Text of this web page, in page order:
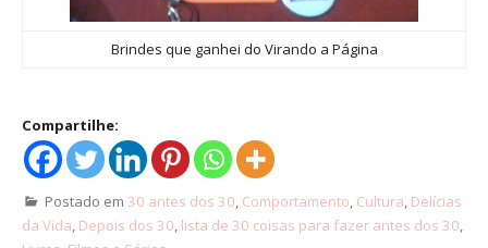
Brindes que ganhei do Virando a Página
Compartilhe:
Postado em 30 antes dos 30, Comportamento, Cultura, Delícias
da Vida, Depois dos 30, lista de 30 coisas para fazer antes dos 30,